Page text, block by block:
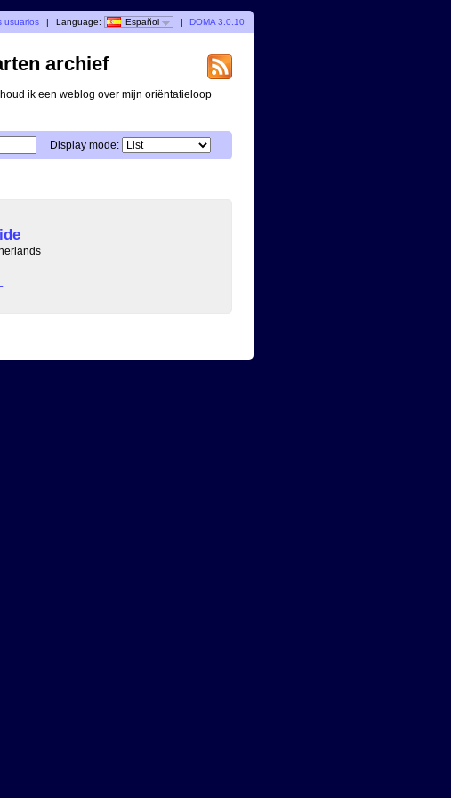
usuarios | Language: Español | DOMA 3.0.10
archief
ik een weblog over mijn oriëntatieloop
Display mode: